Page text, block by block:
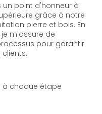
un point d'honneur à
grâce à notre
pierre et bois. En
m'assure de
pour garantir
à chaque étape